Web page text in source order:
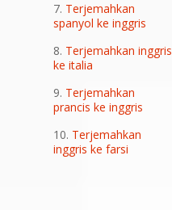
Terjemahkan
spanyol ke inggris
Terjemahkan inggris
ke italia
Terjemahkan
prancis ke inggris
Terjemahkan
inggris ke farsi